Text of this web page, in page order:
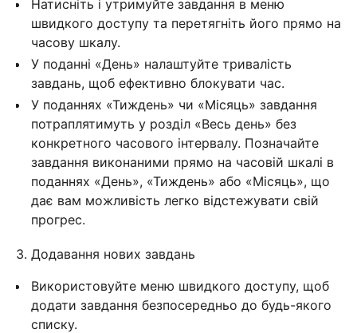
Натисніть і утримуйте завдання в меню
швидкого доступу та перетягніть його прямо на
часову шкалу.
У поданні «День» налаштуйте тривалість
завдань, щоб ефективно блокувати час.
У поданнях «Тиждень» чи «Місяць» завдання
потраплятимуть у розділ «Весь день» без
конкретного часового інтервалу. Позначайте
завдання виконаними прямо на часовій шкалі в
поданнях «День», «Тиждень» або «Місяць», що
дає вам можливість легко відстежувати свій
прогрес.
3. Додавання нових завдань
Використовуйте меню швидкого доступу, щоб
додати завдання безпосередньо до будь-якого
списку.